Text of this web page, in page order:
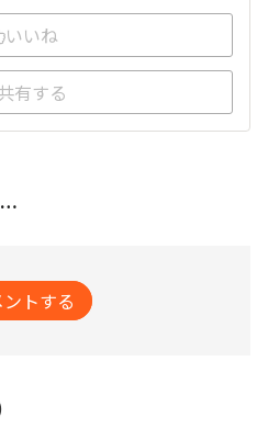
いいね
有する
オープントゥタオルスリッパ 開発秘話
ントする